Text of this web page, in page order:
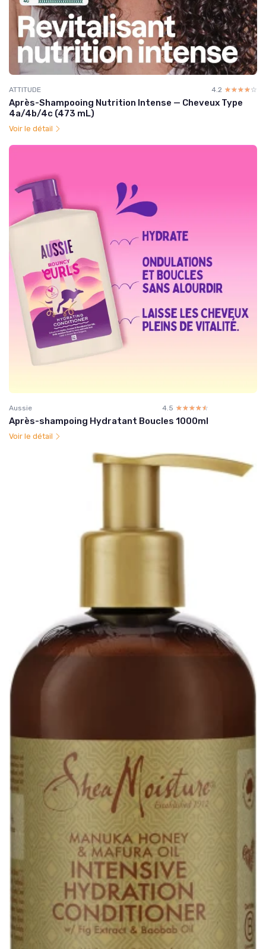
ATTITUDE 4.2 ☆☆☆☆☆
★★★★★
Après-Shampooing Nutrition Intense — Cheveux Type
4a/4b/4c (473 mL)
Voir le détail
Aussie 4.5 ☆☆☆☆☆
★★★★★
Après-shampoing Hydratant Boucles 1000ml
Voir le détail